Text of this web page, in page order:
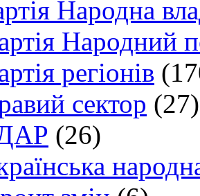
Народна
Народний
регіонів
сектор (27)
(26)